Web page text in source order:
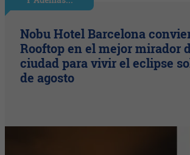
Nobu Hotel Barcelona
Rooftop en el mejor mirador
ciudad para vivir el eclipse
de agosto